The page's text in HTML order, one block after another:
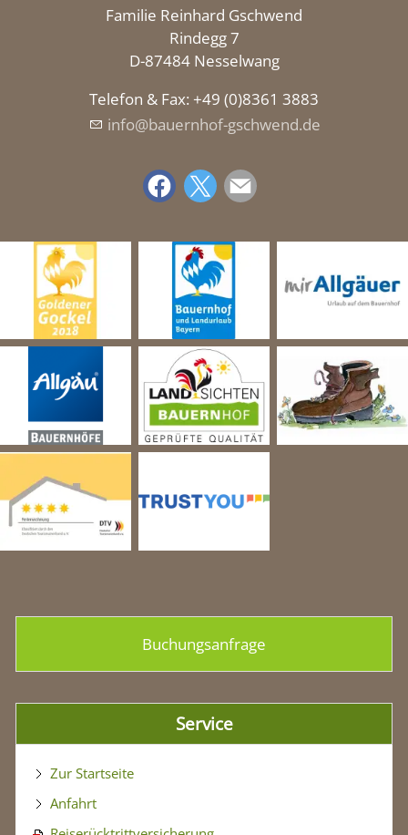
Familie Reinhard Gschwend
Rindegg 7
D-87484 Nesselwang
Telefon & Fax: +49 (0)8361 3883
nf
b rnh f-gschw nd d
Buchungsanfrage
Service
Zur Startseite
Anfahrt